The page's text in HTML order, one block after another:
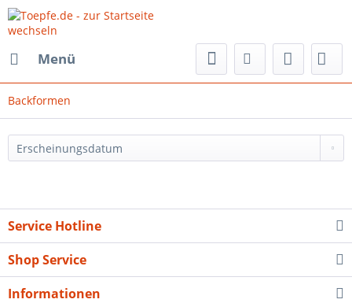
Menü
Backformen
Service Hotline
Shop Service
Informationen